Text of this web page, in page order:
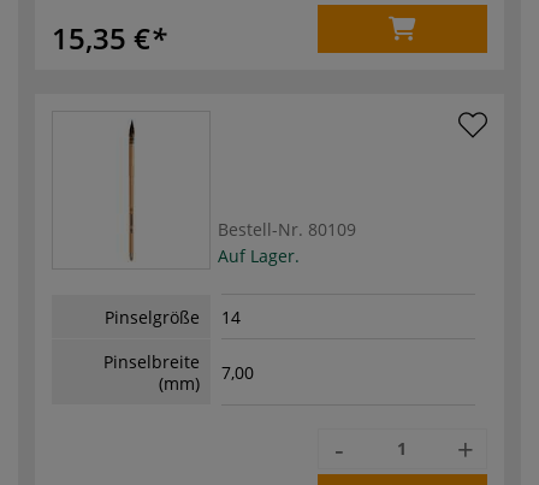
15,35 €
Bestell-Nr. 80109
Auf Lager.
Pinselgröße
14
Pinselbreite
(mm)
7,00
- +